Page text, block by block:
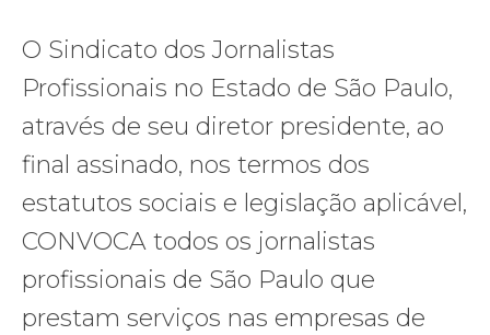
O Sindicato dos Jornalistas
Profissionais no Estado de São Paulo,
através de seu diretor presidente, ao
final assinado, nos termos dos
estatutos sociais e legislação aplicável,
CONVOCA todos os jornalistas
profissionais de São Paulo que
prestam serviços nas empresas de